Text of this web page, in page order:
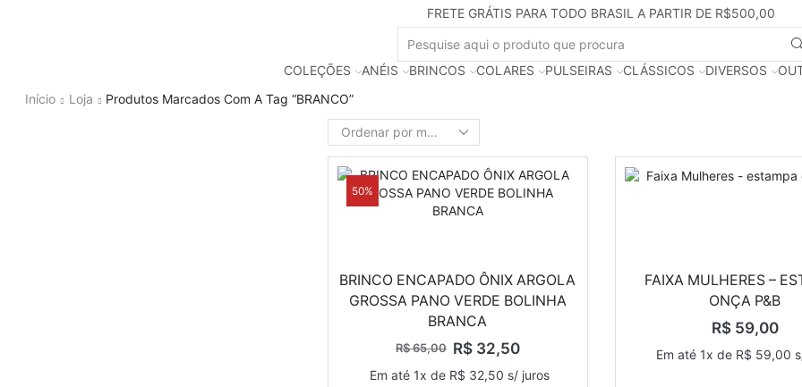
FRETE GRÁTIS PARA TODO BRASIL A PARTIR DE R$500,00
COLEÇÕES ANÉIS BRINCOS COLARES PULSEIRAS CLÁSSICOS DIVERSOS
Início
Loja Produtos Marcados Com A Tag “BRANCO”
50%
BRINCO ENCAPADO ÔNIX ARGOLA
GROSSA PANO VERDE BOLINHA
BRANCA
R$65,00 R$32,50
Em até 1x de R$ 32,50 s/ juros
FAIXA MULHERES –
ONÇA P&B
R$59,00
Em até 1x de R$ 59,00